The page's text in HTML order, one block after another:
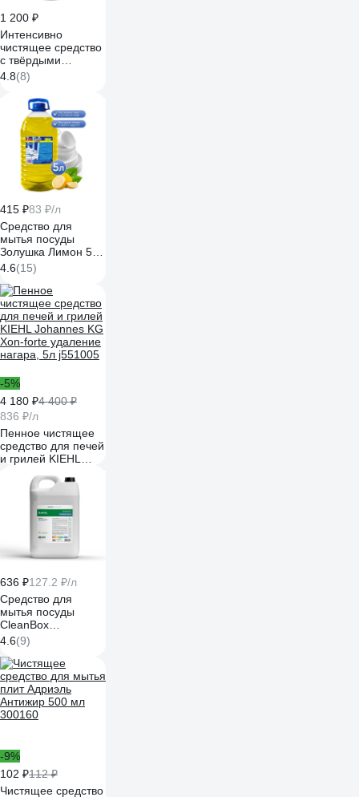
1 200 ₽
Интенсивно
чистящее средство
с твёрдыми
включениями
KIEHL Johannes KG
Jet-active 500мл
j554941
4.8(8)
415 ₽83 ₽/л
Средство для
мытья посуды
Золушка Лимон 5 л
бутылка ПЭТ М-04-
4.6(15)
-5%
4 180 ₽4 400 ₽
836 ₽/л
Пенное чистящее
средство для печей
и грилей KIEHL
forte удаление
нагара, 5л j551005
636 ₽127.2 ₽/л
Средство для
мытья посуды
CleanBox
Professional Marvel
Полевые цветы
(Марвел) 5л
1320518
4.6(9)
-9%
102 ₽112 ₽
Чистящее средство